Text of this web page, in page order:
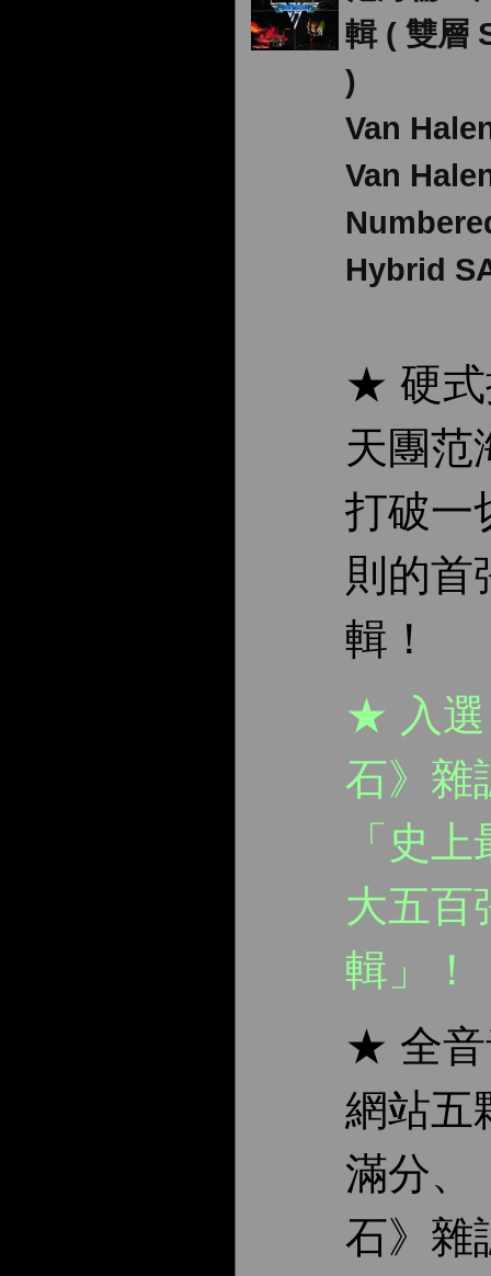
輯 ( 雙層
)
Van
Van
Hybrid
★ 硬式
天團范
打破一
則的首
輯！
★ 入選
石》雜
「史
大五百
輯」！
★ 全音
網站五
滿分、
石》雜